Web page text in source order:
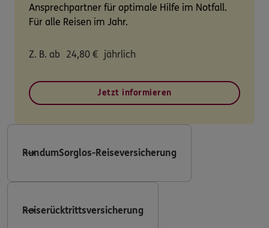
Ansprechpartner für optimale Hilfe im Notfall.
Für alle Reisen im Jahr.
Z. B. ab 24,80 € jährlich
Jetzt informieren
RundumSorglos-Reiseversicherung
Reiserücktrittsversicherung